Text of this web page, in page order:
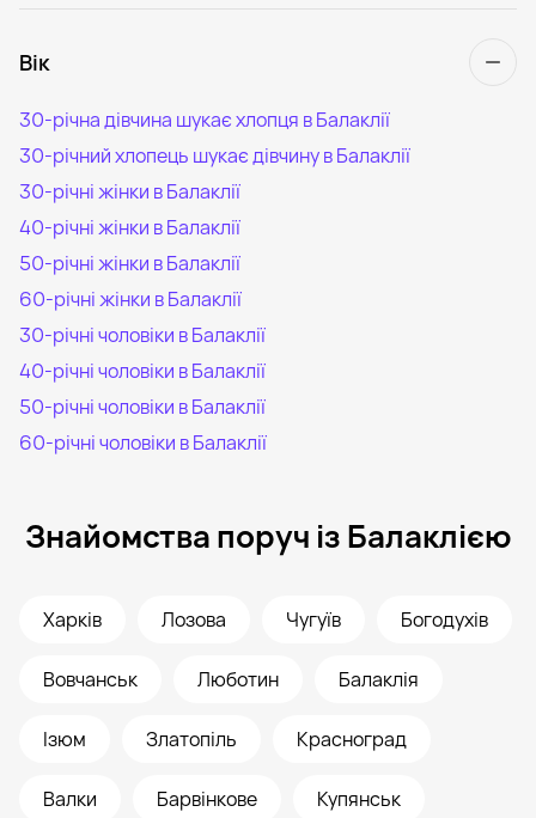
Вік
30-річна дівчина шукає хлопця в Балаклії
30-річний хлопець шукає дівчину в Балаклії
30-річні жінки в Балаклії
40-річні жінки в Балаклії
50-річні жінки в Балаклії
60-річні жінки в Балаклії
30-річні чоловіки в Балаклії
40-річні чоловіки в Балаклії
50-річні чоловіки в Балаклії
60-річні чоловіки в Балаклії
Знайомства поруч із Балаклією
Харків Лозова Чугуїв Богодухів
Вовчанськ Люботин Балаклія
Ізюм Златопіль Красноград
Валки Барвінкове Купянськ